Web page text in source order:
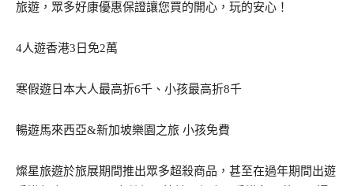
旅遊，眾多好康優惠保證讓您買的開心，玩的安心！
4人遊香港3日免2萬
寒假遊日本大人最高折6千、小孩最高折8千
暢遊馬來西亞&新加坡樂園之旅 小孩免費
燦星旅遊於旅展期間推出眾多超殺商品，甚至在過年期間出遊